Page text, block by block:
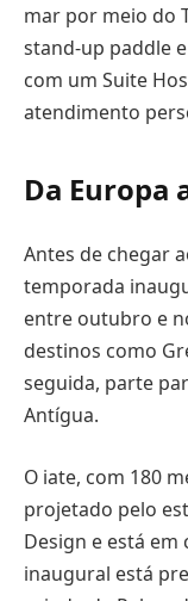
mar por meio do
stand-up paddle
com um Suite
atendimento
Da Europa
Antes de chegar
temporada
entre outubro e
destinos como
seguida, parte
Antígua.
O iate, com 180
projetado pelo
Design e está em
inaugural está